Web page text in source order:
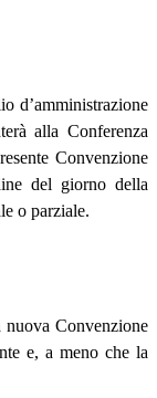
d’amministrazione
alla Conferenza
Convenzione
del giorno della
o parziale.
nuova Convenzione
e, a meno che la